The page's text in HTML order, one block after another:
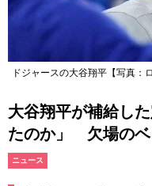
ドジャースの大谷翔平【写真：
大谷翔平が補給し
たのか」 欠場のベ
ニュース